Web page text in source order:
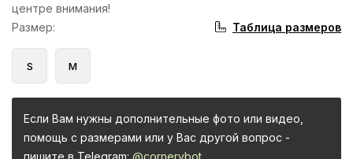
центре внимания!
Размер: Таблица размеров
S M
Если Вам нужны дополнительные фото или видео,
помощь с размерами или у Вас другой вопрос -
пишите в Telegram: @cornerybot